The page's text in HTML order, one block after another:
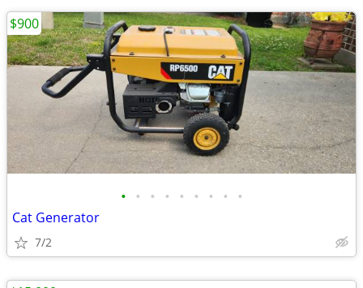
• • • • • • • • •
Cat Generator
7/2
$900